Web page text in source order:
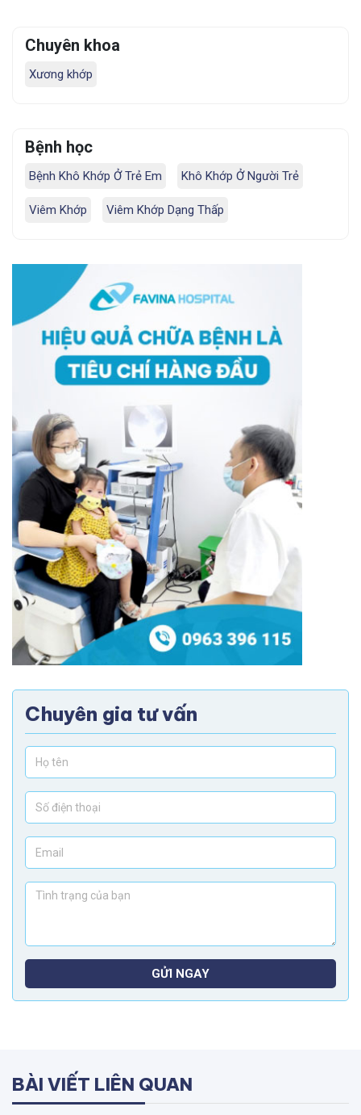
Chuyên khoa
Xương khớp
Bệnh học
Bệnh Khô Khớp Ở Trẻ Em Khô Khớp Ở Người Trẻ
Viêm Khớp Viêm Khớp Dạng Thấp
Chuyên gia tư vấn
GỬI NGAY
BÀI VIẾT LIÊN QUAN